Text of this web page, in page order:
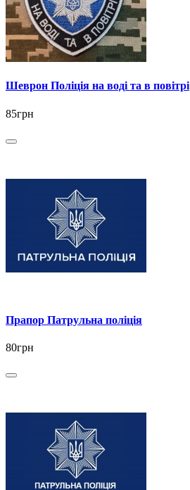
Шеврон Поліція на воді та в повітрі
85грн
Прапор Патрульна поліція
80грн